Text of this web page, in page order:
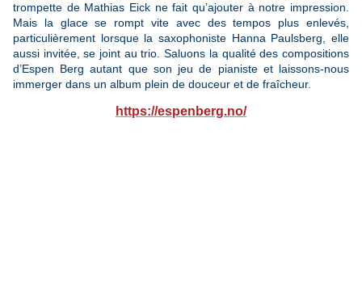
trompette de Mathias Eick ne fait qu’ajouter à notre impression.
Mais la glace se rompt vite avec des tempos plus enlevés,
particulièrement lorsque la saxophoniste Hanna Paulsberg, elle
aussi invitée, se joint au trio. Saluons la qualité des compositions
d’Espen Berg autant que son jeu de pianiste et laissons-nous
immerger dans un album plein de douceur et de fraîcheur.
https://espenberg.no/